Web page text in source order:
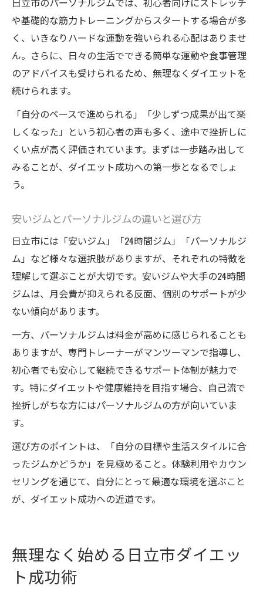
や基礎的な筋力トレーニングからスタートする場合が多
く、いきなりハードな運動を強いられる心配はありませ
ん。さらに、日々の生活でできる簡単な運動や食事管理
のアドバイスも受けられるため、無理なくダイエットを
続けられます。
「自分のペースで進められる」「少しずつ成果が出て楽
しくなった」という初心者の声も多く、途中で挫折しに
くい点が高く評価されています。まずは一歩踏み出して
みることが、ダイエット成功への第一歩となるでしょ
う。
安いジムとパーソナルジムの違いと選び方
日立市には「安いジム」「24時間ジム」「パーソナルジ
ム」など様々な選択肢がありますが、それぞれの特徴を
理解して選ぶことが大切です。安いジムや大手の24時間
ジムは、月会費が抑えられる反面、個別のサポートが少
ない傾向があります。
一方、パーソナルジムは料金が高めに感じられることも
ありますが、専門トレーナーがマンツーマンで指導し、
初心者でも安心して継続できるサポート体制が魅力で
す。特にダイエットや健康維持を目指す場合、自己流で
挫折しがちな方にはパーソナルジムの方が向いていま
す。
選び方のポイントは、「自分の目標や生活スタイルに合
ったジムかどうか」を見極めること。体験利用やカウン
セリングを通じて、自分にとって最適な環境を選ぶこと
が、ダイエット成功への近道です。
無理なく始める日立市ダイエッ
ト成功術